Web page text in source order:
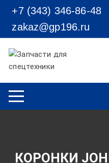
Перейти к содержимому
+7 (343) 346-86-48
zakaz@gp196.ru
КОРОНКИ